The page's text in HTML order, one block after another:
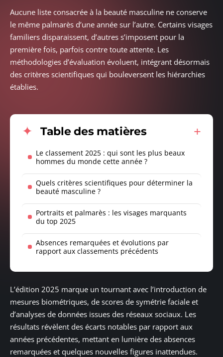
Aucune liste consacrée à la beauté masculine ne conserve
le même palmarès d’une année sur l’autre. Certains visages
familiers disparaissent, d’autres s’imposent pour la
première fois, parfois contre toute attente. Les
méthodologies d’évaluation évoluent, intégrant désormais
des critères scientifiques qui bouleversent les hiérarchies
établies.
Table des matières
Le classement 2025 : qui sont les plus beaux
hommes du monde cette année ?
Quels critères scientifiques pour déterminer la
beauté masculine ?
Portraits et palmarès : les visages marquants
du top 2025
Absences remarquées et évolutions par
rapport aux classements précédents
L’édition 2025 marque un tournant avec l’introduction de
mesures biométriques, de scores de symétrie faciale et
d’analyses de données issues des réseaux sociaux. Les
résultats révèlent des écarts notables par rapport aux
années précédentes, mettant en lumière des absences
remarquées et quelques nouvelles figures inattendues.